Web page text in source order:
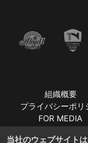
組織概要
プライバシーポリ
FOR MEDIA
当社のウェブサイト